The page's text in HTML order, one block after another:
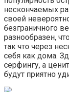
нескончаемых
своей
безграничного
разнообразен,
так что через
себя как дома.
серфингу, а
будут приятно